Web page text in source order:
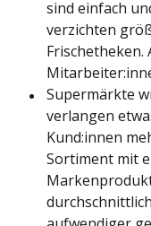
sind einfach
verzichten
Supermärkte
verlangen
Kund:innen
Sortiment mit